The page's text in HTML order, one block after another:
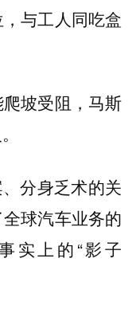
与工人同吃盒
坡受阻，马斯
分身乏术的关
球汽车业务的
实上的“影子